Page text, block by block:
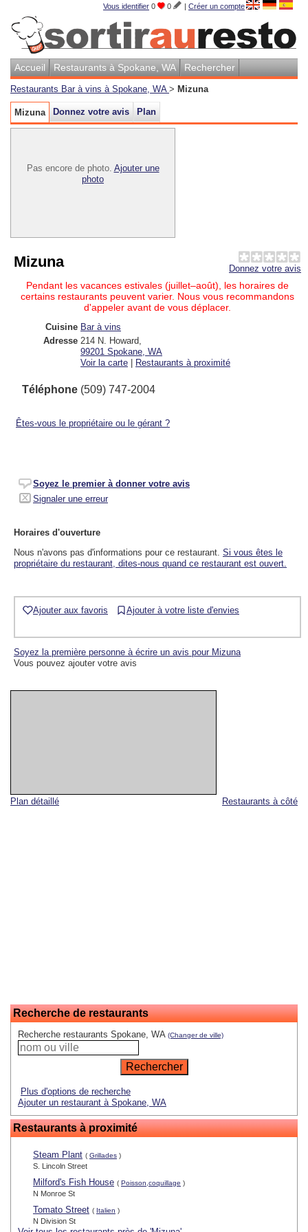
Vous identifier 0 0 | Créer un compte
Accueil Restaurants à Spokane, WA Rechercher
Restaurants Bar à vins à Spokane, WA > Mizuna
Mizuna Donnez votre avis Plan
Pas encore de photo. Ajouter une
photo
Restaurants à côté
Plan détaillé
Recherche de restaurants
Recherche restaurants Spokane, WA (Changer de ville)
Plus d'options de recherche
Ajouter un restaurant à Spokane, WA
Restaurants à proximité
Steam Plant ( Grillades )
S. Lincoln Street
Milford's Fish House ( Poisson,coquillage )
N Monroe St
Tomato Street ( Italien )
N Division St
Donnez votre avis
Mizuna
Pendant les vacances estivales (juillet–août), les horaires de
certains restaurants peuvent varier. Nous vous recommandons
d'appeler avant de vous déplacer.
Cuisine Bar à vins
Adresse 214 N. Howard
99201 Spokane, WA
Voir la carte
Restaurants à proximité
Téléphone (509) 747-2004
Êtes-vous le propriétaire ou le gérant ?
Soyez le premier à donner votre avis
Signaler une erreur
Horaires d'ouverture
Nous n'avons pas d'informations pour ce restaurant. Si vous êtes le
propriétaire du restaurant, dites-nous quand ce restaurant est ouvert.
Ajouter aux favoris Ajouter à votre liste d'envies
Soyez la première personne à écrire un avis pour Mizuna
Vous pouvez ajouter votre avis